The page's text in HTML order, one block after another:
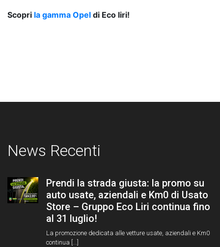
Scopri la gamma Opel di Eco liri!
News Recenti
Prendi la strada giusta: la promo su
auto usate, aziendali e Km0 di Usato
Store – Gruppo Eco Liri continua fino
al 31 luglio!
La promozione dedicata alle vetture usate, aziendali e Km0
continua [...]